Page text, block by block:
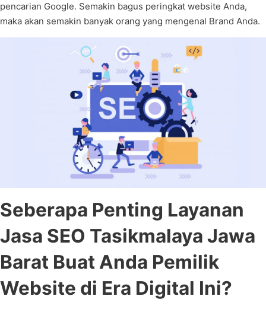
pencarian Google. Semakin bagus peringkat website Anda,
maka akan semakin banyak orang yang mengenal Brand Anda.
Seberapa Penting Layanan
Jasa SEO Tasikmalaya Jawa
Barat Buat Anda Pemilik
Website di Era Digital Ini?